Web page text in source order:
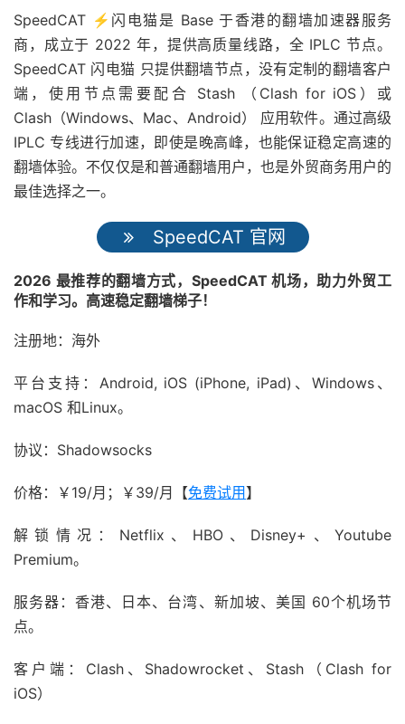
SpeedCAT ⚡闪电猫是 Base 于香港的翻墙加速器服务
商，成立于 2022 年，提供高质量线路，全 IPLC 节点。
SpeedCAT 闪电猫 只提供翻墙节点，没有定制的翻墙客户
端，使用节点需要配合 Stash （Clash for iOS）或
Clash（Windows、Mac、Android） 应用软件。通过高级
IPLC 专线进行加速，即使是晚高峰，也能保证稳定高速的
翻墙体验。不仅仅是和普通翻墙用户，也是外贸商务用户的
最佳选择之一。
SpeedCAT 官网
2026 最推荐的翻墙方式，SpeedCAT 机场，助力外贸工
作和学习。高速稳定翻墙梯子！
注册地：海外
平台支持：Android, iOS (iPhone, iPad)、Windows、
macOS 和Linux。
协议：Shadowsocks
价格：￥19/月；￥39/月【免费试用】
解锁情况：Netflix、HBO、Disney+、Youtube
Premium。
服务器：香港、日本、台湾、新加坡、美国 60个机场节
点。
客户端：Clash、Shadowrocket、Stash（Clash for
iOS）